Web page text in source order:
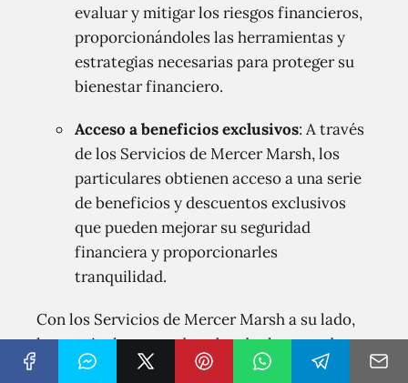
evaluar y mitigar los riesgos financieros,
proporcionándoles las herramientas y
estrategias necesarias para proteger su
bienestar financiero.
Acceso a beneficios exclusivos: A través
de los Servicios de Mercer Marsh, los
particulares obtienen acceso a una serie
de beneficios y descuentos exclusivos
que pueden mejorar su seguridad
financiera y proporcionarles
tranquilidad.
Con los Servicios de Mercer Marsh a su lado,
los particulares pueden abordar la toma de
decisiones financieras con confianza,